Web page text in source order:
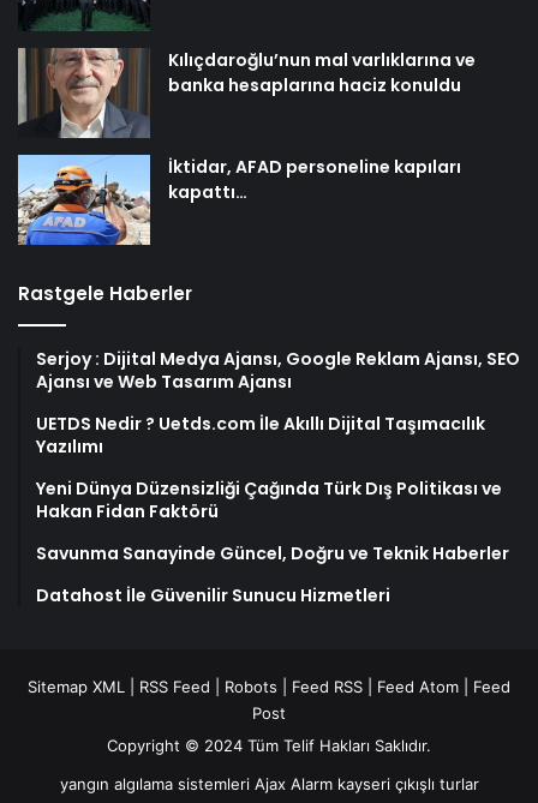
Kılıçdaroğlu’nun mal varlıklarına ve
banka hesaplarına haciz konuldu
İktidar, AFAD personeline kapıları
kapattı…
Rastgele Haberler
Serjoy : Dijital Medya Ajansı, Google Reklam Ajansı, SEO
Ajansı ve Web Tasarım Ajansı
UETDS Nedir ? Uetds.com İle Akıllı Dijital Taşımacılık
Yazılımı
Yeni Dünya Düzensizliği Çağında Türk Dış Politikası ve
Hakan Fidan Faktörü
Savunma Sanayinde Güncel, Doğru ve Teknik Haberler
Datahost İle Güvenilir Sunucu Hizmetleri
Sitemap XML RSS Feed Robots Feed RSS Feed Atom
Feed
Post
Copyright © 2024 Tüm Telif Hakları Saklıdır.
yangın algılama sistemleri Ajax Alarm kayseri çıkışlı turlar